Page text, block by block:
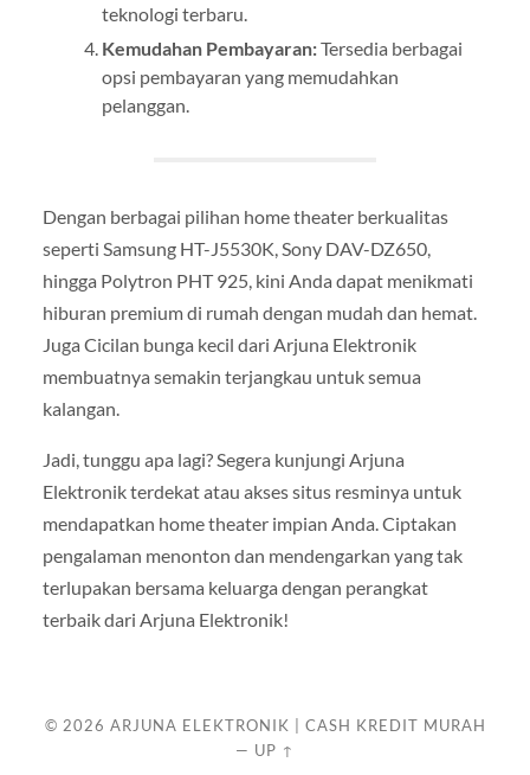
teknologi terbaru.
Kemudahan Pembayaran:Tersedia berbagai
opsi pembayaran yang memudahkan
pelanggan.
Dengan berbagai pilihan home theater berkualitas
seperti Samsung HT-J5530K, Sony DAV-DZ650,
hingga Polytron PHT 925, kini Anda dapat menikmati
hiburan premium di rumah dengan mudah dan hemat.
Juga Cicilan bunga kecil dari Arjuna Elektronik
membuatnya semakin terjangkau untuk semua
kalangan.
Jadi, tunggu apa lagi? Segera kunjungi Arjuna
Elektronik terdekat atau akses situs resminya untuk
mendapatkan home theater impian Anda. Ciptakan
pengalaman menonton dan mendengarkan yang tak
terlupakan bersama keluarga dengan perangkat
terbaik dari Arjuna Elektronik!
© 2026 ARJUNA ELEKTRONIK | CASH KREDIT MURAH
— UP ↑